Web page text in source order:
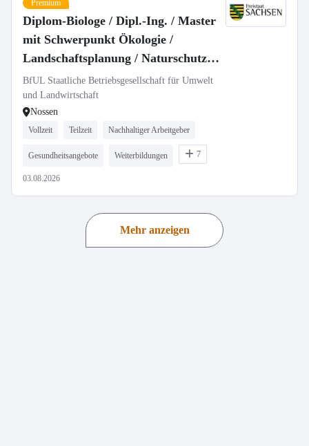
Premium
Diplom-Biologe / Dipl.-Ing. / Master
mit Schwerpunkt Ökologie /
Landschaftsplanung / Naturschutz
(m/w/d) als Fachbereichsleitung
Messnetz Naturschutz in Vollzeit /
Teilzeit
BfUL Staatliche Betriebsgesellschaft für Umwelt
und Landwirtschaft
Nossen
Vollzeit Teilzeit Nachhaltiger Arbeitgeber
Gesundheitsangebote Weiterbildungen 7
03.08.2026
Mehr anzeigen